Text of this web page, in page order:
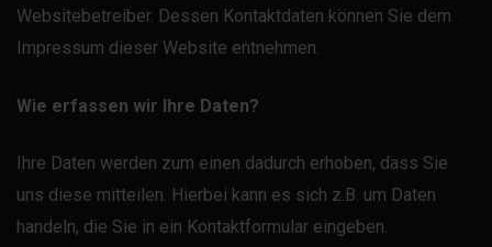
Websitebetreiber. Dessen Kontaktdaten können Sie dem
Impressum dieser Website entnehmen.
Wie erfassen wir Ihre Daten?
Ihre Daten werden zum einen dadurch erhoben, dass Sie
uns diese mitteilen. Hierbei kann es sich z.B. um Daten
handeln, die Sie in ein Kontaktformular eingeben.